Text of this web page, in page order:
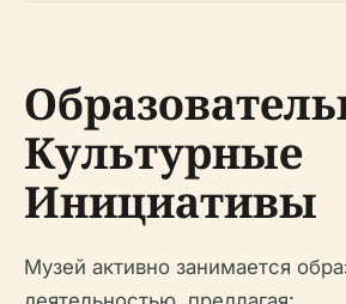
Культурные
Инициативы
Музей активно занимается